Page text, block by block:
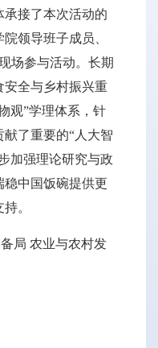
承接了本次活动的
领导班子成员、
场参与活动。长期
安全与乡村振兴重
观”学理体系，针
了重要的“人大智
加强理论研究与政
中国饭碗提供更
。
局 农业与农村发